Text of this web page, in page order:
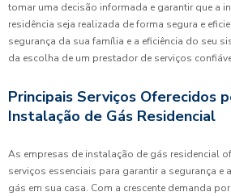
tomar uma decisão informada e garantir que a
residência seja realizada de forma segura e
segurança da sua família e a eficiência do seu
da escolha de um prestador de serviços
Principais Serviços Oferecidos
Instalação de Gás Residencial
As empresas de instalação de gás residencial
serviços essenciais para garantir a segurança e
gás em sua casa. Com a crescente demanda